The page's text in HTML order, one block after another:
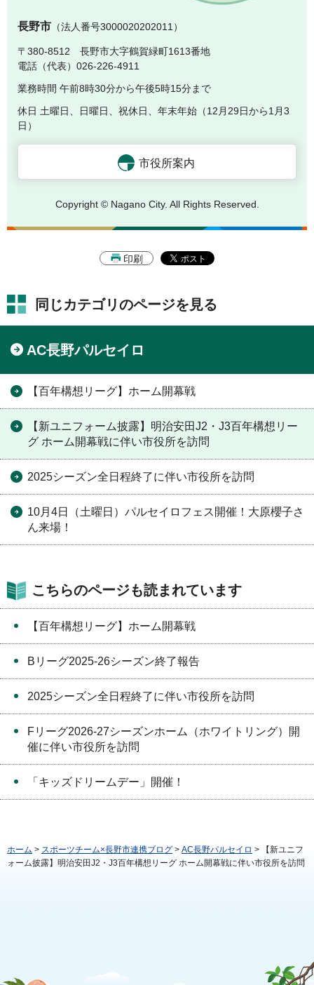
長野市 （法人番号3000020202011）
〒380-8512 長野市大字鶴賀緑町1613番地
電話（代表）026-226-4911
業務時間 午前8時30分から午後5時15分まで
休日 土曜日、日曜日、祝休日、年末年始（12月29日から1月3
日）
市役所案内
Copyright © Nagano City. All Rights Reserved.
印刷
同じカテゴリのページを見る
AC長野パルセイロ
【百年構想リーグ】ホーム開幕戦
【新ユニフォーム披露】明治安田J2・J3百年構想リー
グ ホーム開幕戦に伴い市役所を訪問
2025シーズン全日程終了に伴い市役所を訪問
10月4日（土曜日）パルセイロフェス開催！大原櫻子さ
ん来場！
こちらのページも読まれています
【百年構想リーグ】ホーム開幕戦
Bリーグ2025-26シーズン終了報告
2025シーズン全日程終了に伴い市役所を訪問
Fリーグ2026-27シーズンホーム（ホワイトリング）開
催に伴い市役所を訪問
「キッズドリームデー」開催！
ホーム > スポーツチーム×長野市連携ブログ > AC長野パルセイロ > 【新ユニフ
ォーム披露】明治安田J2・J3百年構想リーグ ホーム開幕戦に伴い市役所を訪問